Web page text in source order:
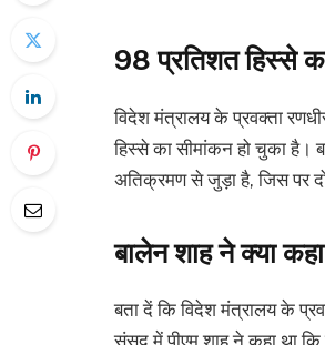
98 प्रतिशत हिस्से
विदेश मंत्रालय के प्रवक्ता
हिस्से का सीमांकन हो चुका है।
अतिक्रमण से जुड़ा है, जिस पर
बालेन शाह ने क्या
बता दें कि विदेश मंत्रालय के